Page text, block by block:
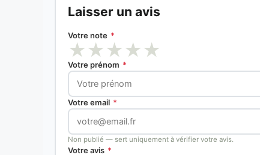
Laisser un avis
Votre note *
★★★★★
Votre prénom *
Votre email *
Non publié — sert uniquement à vérifier votre avis.
Votre avis *